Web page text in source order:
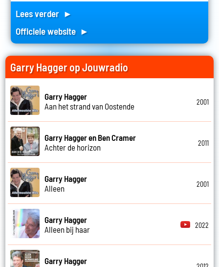
Lees verder ►
Officiele website ►
Garry Hagger op Jouwradio
Garry Hagger
Aan het strand van Oostende
2001
Garry Hagger en Ben Cramer
Achter de horizon
2011
Garry Hagger
Alleen
2001
Garry Hagger
Alleen bij haar
2022
Garry Hagger